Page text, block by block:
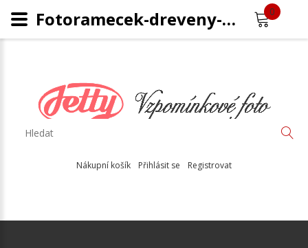
Nákupní košík Přihlásit se Registrovat
0
Fotoramecek-dreveny-D1521